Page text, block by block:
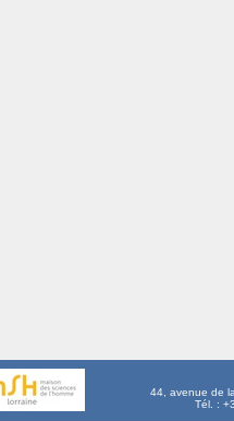
44, avenue de
Tél. :